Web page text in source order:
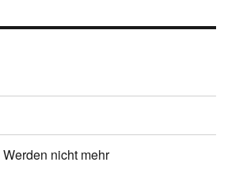
nicht mehr